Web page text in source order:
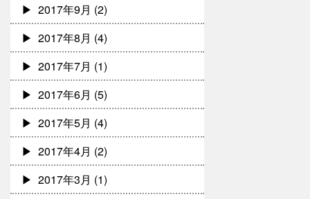
2017年9月 (2)
2017年8月 (4)
2017年7月 (1)
2017年6月 (5)
2017年5月 (4)
2017年4月 (2)
2017年3月 (1)